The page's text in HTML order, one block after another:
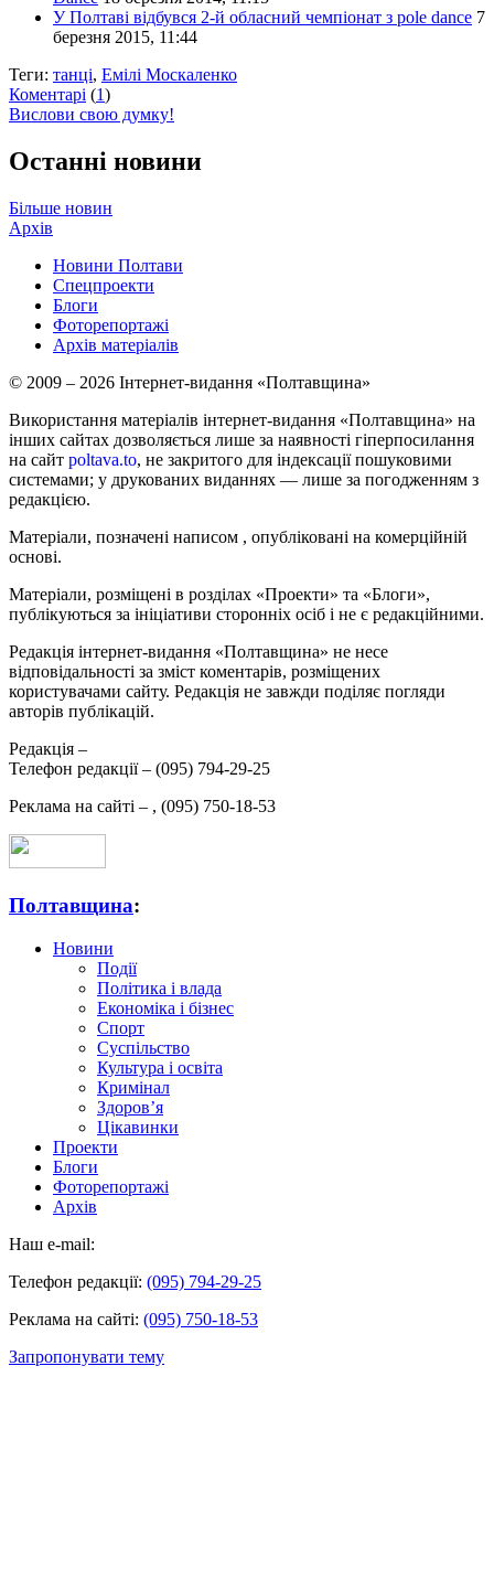
У Полтаві відбувся 2-й обласний чемпіонат з pole dance 7
березня 2015, 11:44
Теги: танці, Емілі Москаленко
Коментарі (1)
Вислови свою думку!
Останні новини
Більше новин
Архів
Новини Полтави
Спецпроекти
Блоги
Фоторепортажі
Архів матеріалів
© 2009 – 2026 Інтернет-видання «Полтавщина»
Використання матеріалів інтернет-видання «Полтавщина» на
інших сайтах дозволяється лише за наявності гіперпосилання
на сайт poltava.to, не закритого для індексації пошуковими
системами; у друкованих виданнях — лише за погодженням з
редакцією.
Матеріали, позначені написом , опубліковані на комерційній
основі.
Матеріали, розміщені в розділах «Проекти» та «Блоги»,
публікуються за ініціативи сторонніх осіб і не є редакційними.
Редакція інтернет-видання «Полтавщина» не несе
відповідальності за зміст коментарів, розміщених
користувачами сайту. Редакція не завжди поділяє погляди
авторів публікацій.
Редакція –
Телефон редакції – (095) 794-29-25
Реклама на сайті – , (095) 750-18-53
Полтавщина:
Новини
Події
Політика і влада
Економіка і бізнес
Спорт
Суспільство
Культура і освіта
Кримінал
Здоров’я
Цікавинки
Проекти
Блоги
Фоторепортажі
Архів
Наш e-mail:
Телефон редакції: (095) 794-29-25
Реклама на сайті: (095) 750-18-53
Запропонувати тему